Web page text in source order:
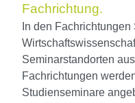
Fachrichtung.
In den
Seminarstandorten
Fachrichtungen
Studienseminare